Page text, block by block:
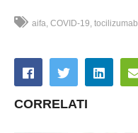
aifa COVID-19 tocilizumab
CORRELATI